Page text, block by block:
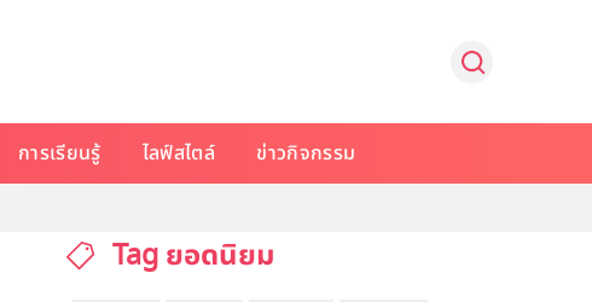
การเรียนรู้ ไลฟ์สไตล์ ข่าวกิจกรรม
Tag ยอดนิยม